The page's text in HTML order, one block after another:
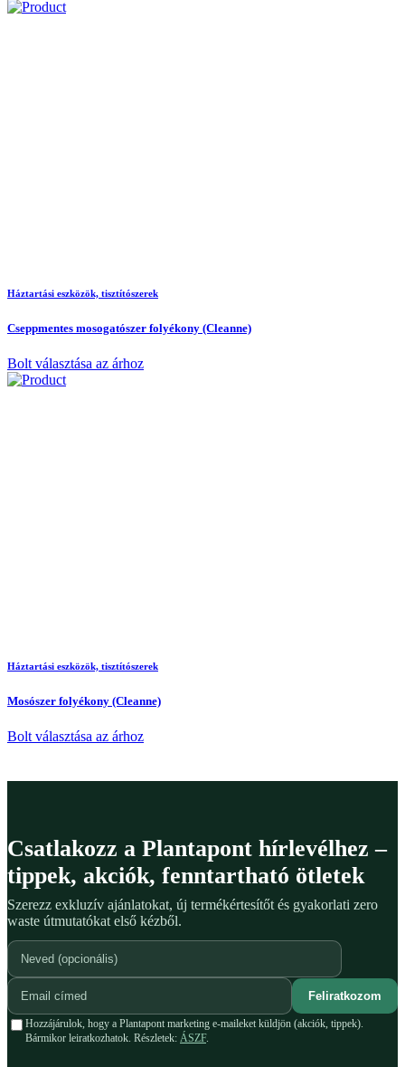
Háztartási eszközök, tisztítószerek
Cseppmentes mosogatószer folyékony (Cleanne)
Bolt választása az árhoz
Háztartási eszközök, tisztítószerek
Mosószer folyékony (Cleanne)
Bolt választása az árhoz
Csatlakozz a Plantapont hírlevélhez –
tippek, akciók, fenntartható ötletek
Szerezz exkluzív ajánlatokat, új termékértesítőt és gyakorlati zero
waste útmutatókat első kézből.
Feliratkozom
Hozzájárulok, hogy a Plantapont marketing e-maileket küldjön (akciók, tippek).
Bármikor leiratkozhatok. Részletek: ÁSZF.